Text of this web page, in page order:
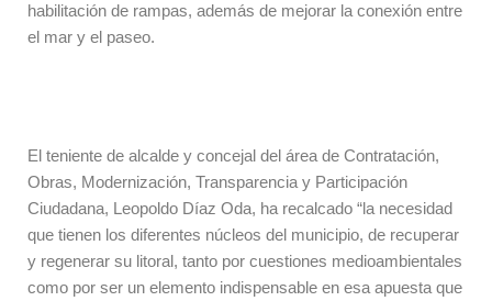
habilitación de rampas, además de mejorar la conexión entre
el mar y el paseo.
El teniente de alcalde y concejal del área de Contratación,
Obras, Modernización, Transparencia y Participación
Ciudadana, Leopoldo Díaz Oda, ha recalcado “la necesidad
que tienen los diferentes núcleos del municipio, de recuperar
y regenerar su litoral, tanto por cuestiones medioambientales
como por ser un elemento indispensable en esa apuesta que